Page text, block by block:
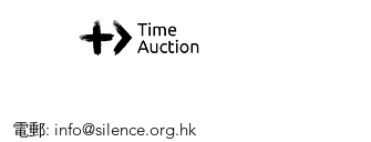
電郵: info@silence.org.hk